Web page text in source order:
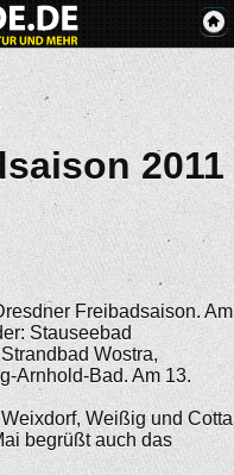
2011
Freibadsaison. Am
Stauseebad
Wostra,
Arnhold-Bad. Am 13.
Weißig und Cotta
begrüßt auch das